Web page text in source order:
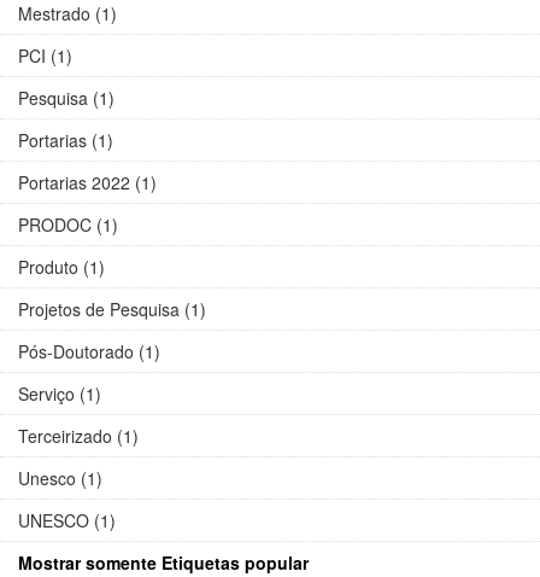
Mestrado (1)
PCI (1)
Pesquisa (1)
Portarias (1)
Portarias 2022 (1)
PRODOC (1)
Produto (1)
Projetos de Pesquisa (1)
Pós-Doutorado (1)
Serviço (1)
Terceirizado (1)
Unesco (1)
UNESCO (1)
Mostrar somente Etiquetas popular